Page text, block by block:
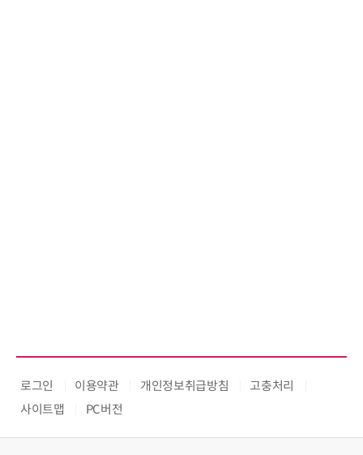
로그인 이용약관 개인정보취급방침
고충처리
사이트맵
PC버전